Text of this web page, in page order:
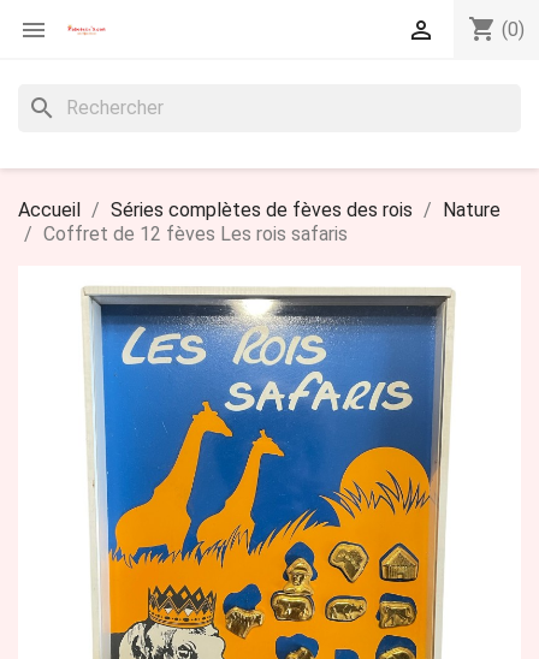
 shopping_cart (0)

search
Accueil Séries complètes de fèves des rois
Nature
Coffret de 12 fèves Les rois safaris